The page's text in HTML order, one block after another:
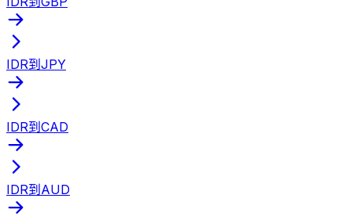
IDR到JPY
IDR到CAD
IDR到AUD